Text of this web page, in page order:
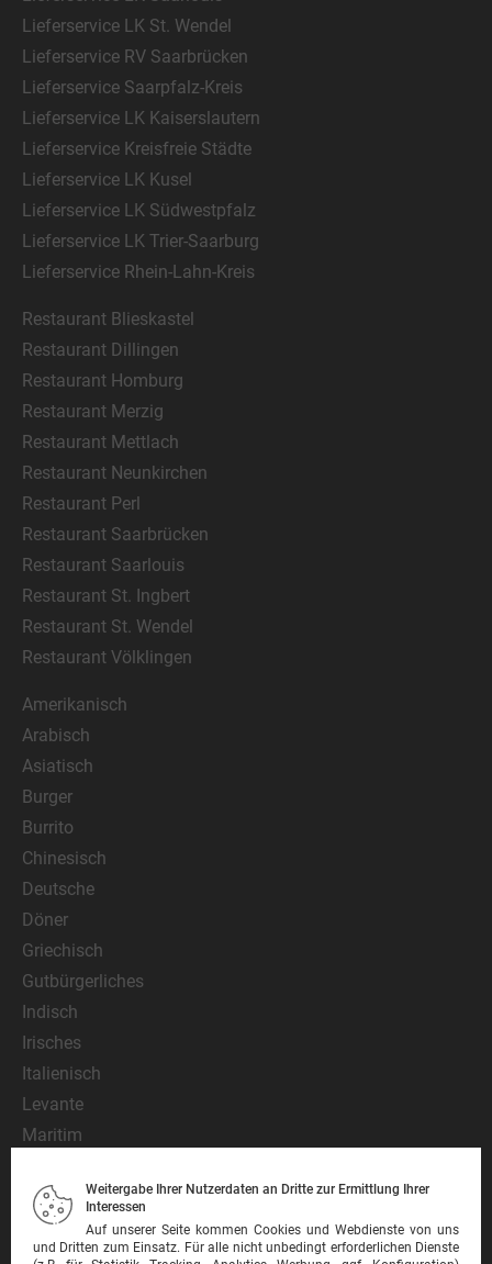
Lieferservice LK St. Wendel
Lieferservice RV Saarbrücken
Lieferservice Saarpfalz-Kreis
Lieferservice LK Kaiserslautern
Lieferservice Kreisfreie Städte
Lieferservice LK Kusel
Lieferservice LK Südwestpfalz
Lieferservice LK Trier-Saarburg
Lieferservice Rhein-Lahn-Kreis
Restaurant Blieskastel
Restaurant Dillingen
Restaurant Homburg
Restaurant Merzig
Restaurant Mettlach
Restaurant Neunkirchen
Restaurant Perl
Restaurant Saarbrücken
Restaurant Saarlouis
Restaurant St. Ingbert
Restaurant St. Wendel
Restaurant Völklingen
Amerikanisch
Arabisch
Asiatisch
Burger
Burrito
Chinesisch
Deutsche
Döner
Griechisch
Gutbürgerliches
Indisch
Irisches
Italienisch
Levante
Maritim
Mexikanisch
Nationalgericht
Orientalisch
Weitergabe Ihrer Nutzerdaten an Dritte zur Ermittlung Ihrer
Interessen
Auf unserer Seite kommen Cookies und Webdienste von uns
und Dritten zum Einsatz. Für alle nicht unbedingt erforderlichen Dienste